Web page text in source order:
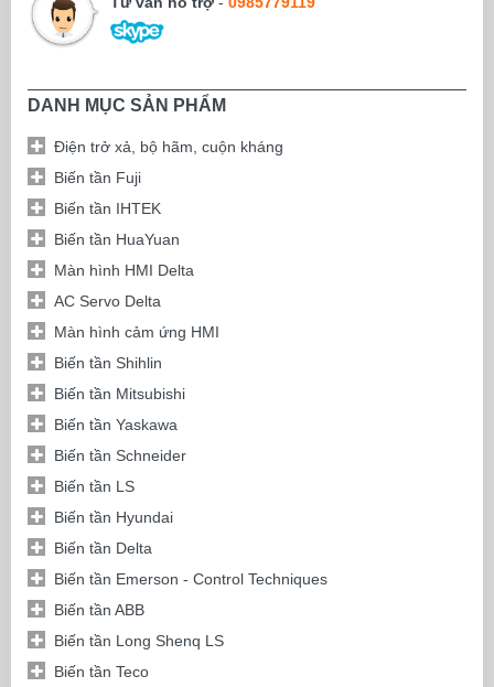
DANH MỤC SẢN PHẨM
Điện trở xả, bộ hãm, cuộn kháng
Biến tần Fuji
Biến tần IHTEK
Biến tần HuaYuan
Màn hình HMI Delta
AC Servo Delta
Màn hình cảm ứng HMI
Biến tần Shihlin
Biến tần Mitsubishi
Biến tần Yaskawa
Biến tần Schneider
Biến tần LS
Biến tần Hyundai
Biến tần Delta
Biến tần Emerson - Control Techniques
Biến tần ABB
Biến tần Long Shenq LS
Biến tần Teco